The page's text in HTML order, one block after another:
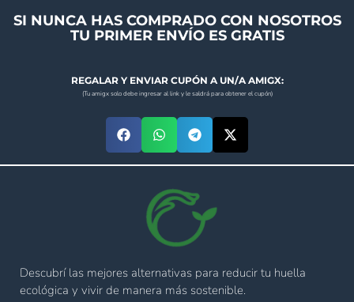
SI NUNCA HAS COMPRADO CON NOSOTROS
TU PRIMER ENVÍO ES GRATIS
REGALAR Y ENVIAR CUPÓN A UN/A AMIGX:
(Tu amigx solo debe ingresar al link y le saldrá para obtener el cupón)
Descubrí las mejores alternativas para reducir tu huella
ecológica y vivir de manera más sostenible.